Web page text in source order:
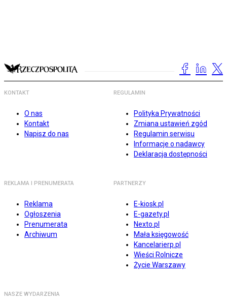
KONTAKT
O nas
Kontakt
Napisz do nas
REGULAMIN
Polityka Prywatności
Zmiana ustawień zgód
Regulamin serwisu
Informacje o nadawcy
Deklaracja dostępności
REKLAMA I PRENUMERATA
Reklama
Ogłoszenia
Prenumerata
Archiwum
PARTNERZY
E-kiosk.pl
E-gazety.pl
Nexto.pl
Mała księgowość
Kancelarierp.pl
Wieści Rolnicze
Życie Warszawy
NASZE WYDARZENIA